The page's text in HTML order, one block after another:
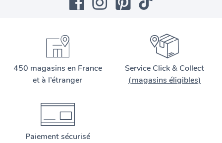
450 magasins en France
et à l’étranger
Service Click & Collect
(magasins éligibles)
Paiement sécurisé